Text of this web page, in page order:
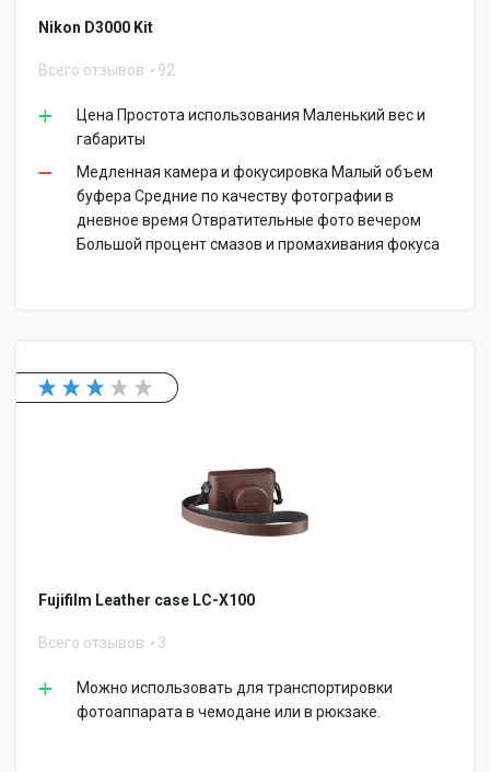
Nikon D3000 Kit
Всего отзывов 92
Цена Простота использования Маленький вес и
габариты
Медленная камера и фокусировка Малый объем
буфера Средние по качеству фотографии в
дневное время Отвратительные фото вечером
Большой процент смазов и промахивания фокуса
Fujifilm Leather case LC-X100
Всего отзывов 3
Можно использовать для транспортировки
фотоаппарата в чемодане или в рюкзаке.